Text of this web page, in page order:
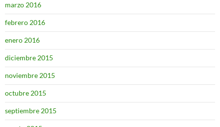
marzo 2016
febrero 2016
enero 2016
diciembre 2015
noviembre 2015
octubre 2015
septiembre 2015